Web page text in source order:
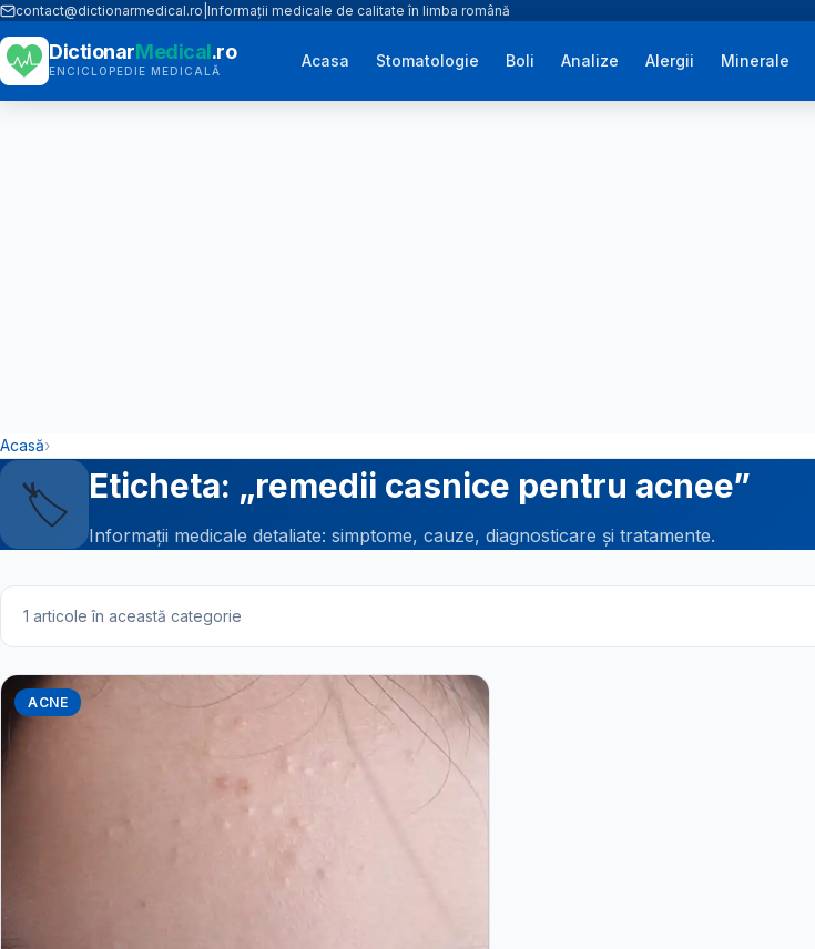
contact@dictionarmedical.ro Informații medicale de calitate în limba română
DictionarMedical.ro
ENCICLOPEDIE MEDICALĂ
Acasa Stomatologie Boli Analize Alergii Minerale
Acasă›
🏷️ Eticheta: „remedii casnice pentru acnee”
Informații medicale detaliate: simptome, cauze, diagnosticare și tratamente.
1 articole în această categorie
ACNE